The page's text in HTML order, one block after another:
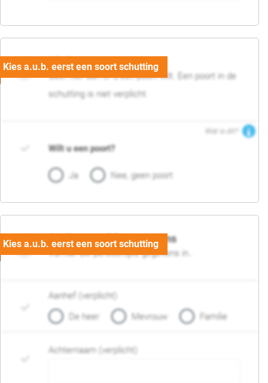
05. Poort
Geef hier aan of u een poort wilt. Een poort in de
schutting is niet verplicht.
Wat is dit?
Wilt u een poort?
Ja Nee, geen poort
06. Persoonlijke gegevens
Vul hier uw persoonlijke gegevens in..
Aanhef (verplicht)
De heer
Mevrouw Familie
Achternaam (verplicht)